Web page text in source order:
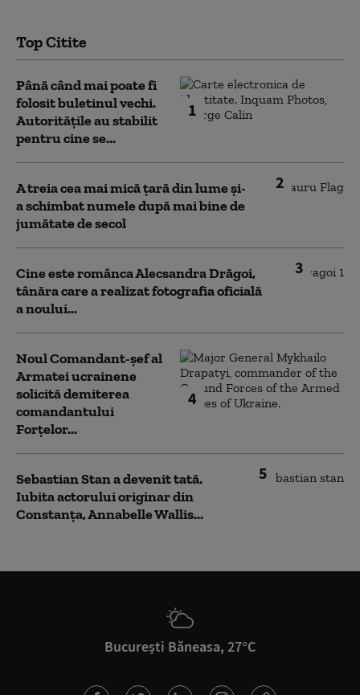
Top Citite
1
Până când mai poate fi
folosit buletinul vechi.
Autoritățile au stabilit
pentru cine se...
2
A treia cea mai mică țară din lume și-
a schimbat numele după mai bine de
jumătate de secol
3
Cine este românca Alecsandra Drăgoi,
tânăra care a realizat fotografia oficială
a noului...
4
Noul Comandant-șef al
Armatei ucrainene
solicită demiterea
comandantului
Forțelor...
5
Sebastian Stan a devenit tată.
Iubita actorului originar din
Constanța, Annabelle Wallis...
București Băneasa, 27°C